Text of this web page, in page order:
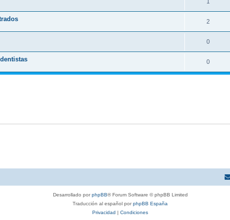
1
2
0
0
Desarrollado porphpBB® Forum Software © phpBB Limited
Traducción al español porphpBB España
Privacidad | Condiciones